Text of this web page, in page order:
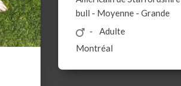
bull - Moyenne - Grande
Adulte
Montréal